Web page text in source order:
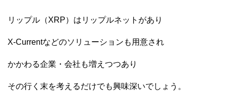
リップル（XRP）はリップルネットがあり
X-Currentなどのソリューションも用意され
かかわる企業・会社も増えつつあり
その行く末を考えるだけでも興味深いでしょう。